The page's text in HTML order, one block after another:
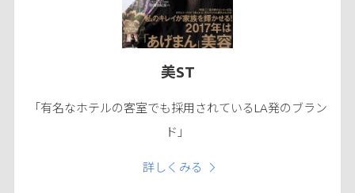
美ST
「有名なホテルの客室でも採用されているLA発のブラン
ド」
詳しくみる